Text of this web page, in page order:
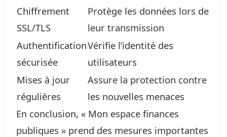
Chiffrement
SSL/TLS
Protège les données lors de
leur transmission
Authentification
sécurisée
Vérifie l’identité des
utilisateurs
Mises à jour
régulières
Assure la protection contre
les nouvelles menaces
En conclusion, « Mon espace finances
publiques » prend des mesures importantes